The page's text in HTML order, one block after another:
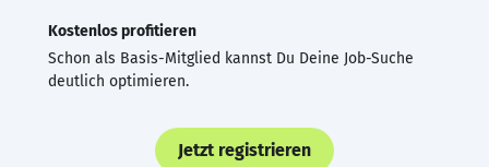
Kostenlos profitieren
Schon als Basis-Mitglied kannst Du Deine Job-Suche
deutlich optimieren.
Jetzt registrieren